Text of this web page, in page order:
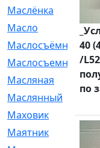
Маслёнка
Масло
Маслосъёмные
Маслосъемные
Масляная
Маслянный
Маховик
Маятник
40
/
по